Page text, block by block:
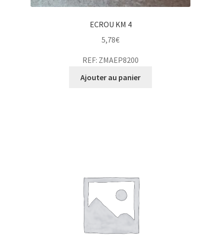
ECROU KM 4
5,78€
REF: ZMAEP8200
Ajouter au panier